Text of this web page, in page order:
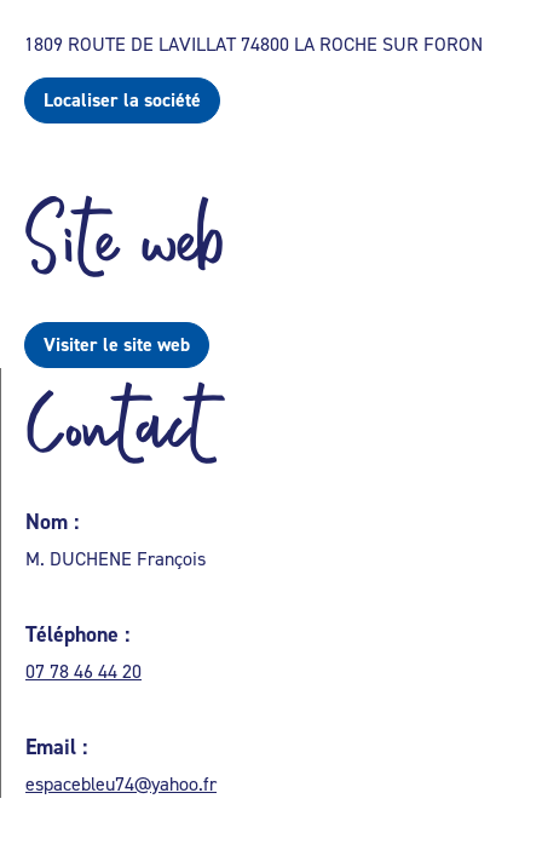
1809 ROUTE DE LAVILLAT 74800 LA ROCHE SUR FORON
Localiser la société
Site web
Visiter le site web
Contact
Nom :
M. DUCHENE François
Téléphone :
07 78 46 44 20
Email :
espacebleu74@yahoo.fr